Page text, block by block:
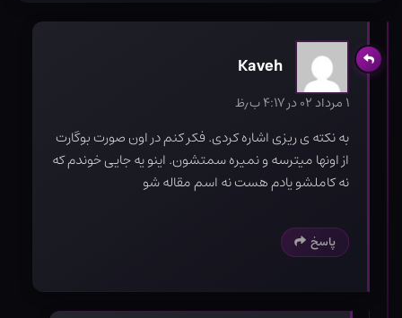
Kaveh
۱ مرداد ۰۲ در ۴:۱۷ ب٫ظ
به نکته ی ریزی اشاره کردی. فکر کنم در اون صورت بوگارت
از اونها میترسه و نمیره سمتشون. اینو یه جایی خوندم که
نه کاملشو یادم هست نه اسم مقاله شو
پاسخ